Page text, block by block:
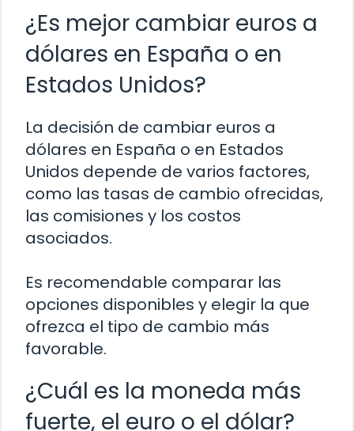
¿Es mejor cambiar euros a
dólares en España o en
Estados Unidos?
La decisión de cambiar euros a
dólares en España o en Estados
Unidos depende de varios factores,
como las tasas de cambio ofrecidas,
las comisiones y los costos
asociados.
Es recomendable comparar las
opciones disponibles y elegir la que
ofrezca el tipo de cambio más
favorable.
¿Cuál es la moneda más
fuerte, el euro o el dólar?